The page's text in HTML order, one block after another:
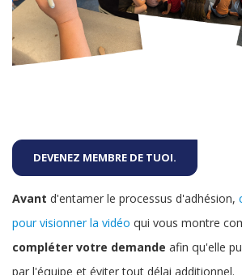
DEVENEZ MEMBRE DE TUOI.
Avant d'entamer le processus d'adhésion,
pour visionner la vidéo qui vous montre
compléter votre demande afin qu'elle
par l'équipe et éviter tout délai additionnel.